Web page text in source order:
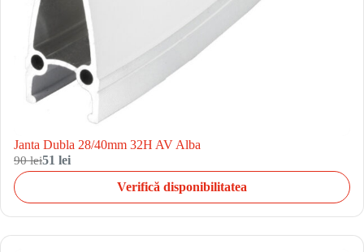
Janta Dubla 28/40mm 32H AV Alba
90 lei51 lei
Verifică disponibilitatea